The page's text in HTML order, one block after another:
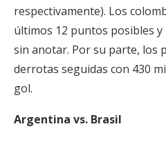
respectivamente). Los
últimos 12 puntos posibles
sin anotar. Por su parte, los
derrotas seguidas con 430
gol.
Argentina vs. Brasil